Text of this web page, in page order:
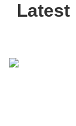
Latest